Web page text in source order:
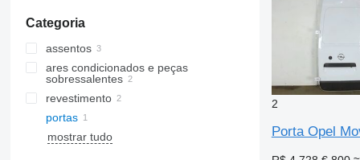
Categoria
assentos
ares condicionados e peças
sobressalentes
compressores de ar condicionado
revestimento
vidros laterais
portas
mostrar tudo
2
Porta Opel